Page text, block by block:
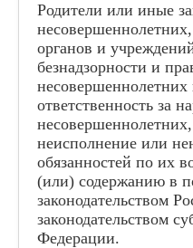
Родители или иные
органов и
безнадзорности и
ответственность за
неисполнение или
обязанностей по их
(или) содержанию в
законодательством
законодательством
Федерации.